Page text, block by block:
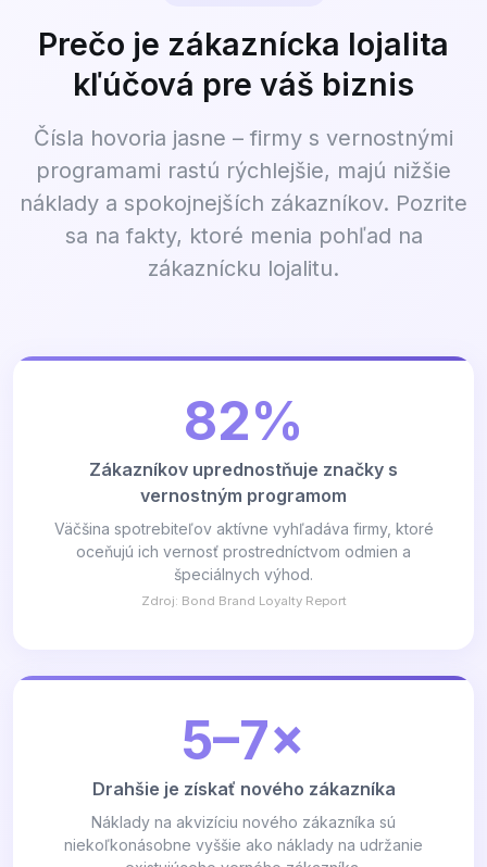
Prečo je zákaznícka lojalita
kľúčová pre váš biznis
Čísla hovoria jasne – firmy s vernostnými
programami rastú rýchlejšie, majú nižšie
náklady a spokojnejších zákazníkov. Pozrite
sa na fakty, ktoré menia pohľad na
zákaznícku lojalitu.
82%
Zákazníkov uprednostňuje značky s
vernostným programom
Väčšina spotrebiteľov aktívne vyhľadáva firmy, ktoré
oceňujú ich vernosť prostredníctvom odmien a
špeciálnych výhod.
Zdroj: Bond Brand Loyalty Report
5–7×
Drahšie je získať nového zákazníka
Náklady na akvizíciu nového zákazníka sú
niekoľkonásobne vyššie ako náklady na udržanie